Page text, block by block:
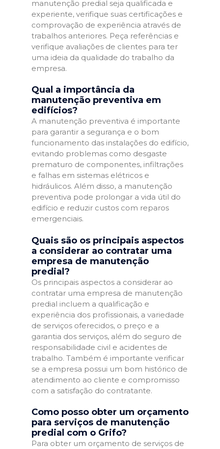
manutenção predial seja qualificada e
experiente, verifique suas certificações e
comprovação de experiência através de
trabalhos anteriores. Peça referências e
verifique avaliações de clientes para ter
uma ideia da qualidade do trabalho da
empresa.
Qual a importância da
manutenção preventiva em
edifícios?
A manutenção preventiva é importante
para garantir a segurança e o bom
funcionamento das instalações do edifício,
evitando problemas como desgaste
prematuro de componentes, infiltrações
e falhas em sistemas elétricos e
hidráulicos. Além disso, a manutenção
preventiva pode prolongar a vida útil do
edifício e reduzir custos com reparos
emergenciais.
Quais são os principais aspectos
a considerar ao contratar uma
empresa de manutenção
predial?
Os principais aspectos a considerar ao
contratar uma empresa de manutenção
predial incluem a qualificação e
experiência dos profissionais, a variedade
de serviços oferecidos, o preço e a
garantia dos serviços, além do seguro de
responsabilidade civil e acidentes de
trabalho. Também é importante verificar
se a empresa possui um bom histórico de
atendimento ao cliente e compromisso
com a satisfação do contratante.
Como posso obter um orçamento
para serviços de manutenção
predial com o Grifo?
Para obter um orçamento de serviços de